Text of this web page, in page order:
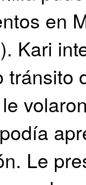
en
Kari
tránsito
Le